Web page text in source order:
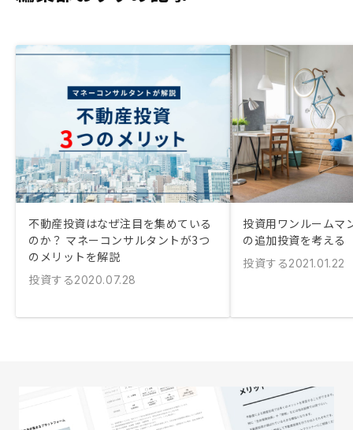
不動産投資はなぜ注目を集めている
のか？ マネーコンサルタントが3つ
のメリットを解説
投資する2020.07.28
投資用ワンルームマ
の追加投資を考える
投資する2021.01.22